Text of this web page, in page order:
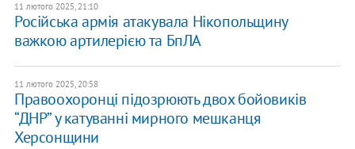
11 лютого 2025, 21:10
Російська армія атакувала Нікопольщину
важкою артилерією та БпЛА
11 лютого 2025, 20:58
Правоохоронці підозрюють двох бойовиків
“ДНР” у катуванні мирного мешканця
Херсонщини